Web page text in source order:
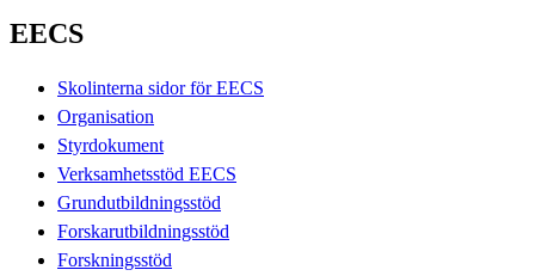
EECS
Skolinterna sidor för EECS
Organisation
Styrdokument
Verksamhetsstöd EECS
Grundutbildningsstöd
Forskarutbildningsstöd
Forskningsstöd